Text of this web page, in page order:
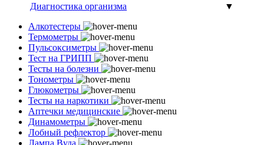
Диагностика организма
▼
Алкотестеры
Термометры
Пульсоксиметры
Тест на ГРИПП
Тесты на болезни
Тонометры
Глюкометры
Тесты на наркотики
Аптечки медицинские
Динамометры
Лобный рефлектор
Лампа Вуда